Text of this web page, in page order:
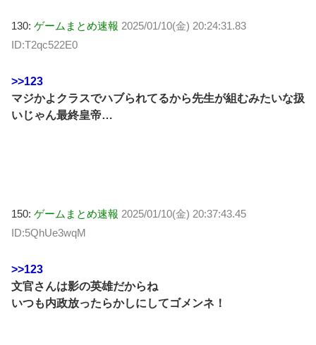
130: ゲームまとめ速報 2025/01/10(金) 20:24:31.83
ID:T2qc522E0
>>123
マジかよクラスでハブられてるから先生が組むみたいな扱
いじゃん最終皇帝…
150: ゲームまとめ速報 2025/01/10(金) 20:37:43.45
ID:5QhUe3wqM
>>123
文官さんは影の英雄だからね
いつも内政放ったらかしにしてゴメンネ！